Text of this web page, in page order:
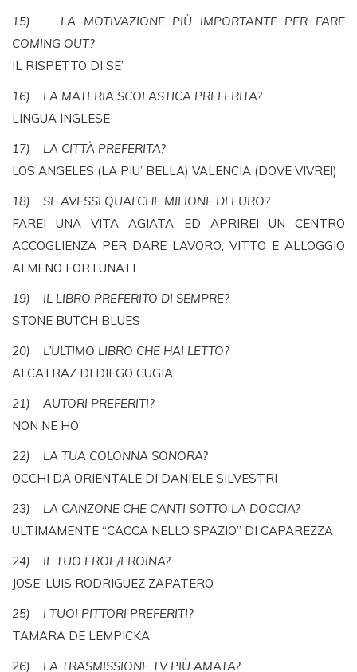
15) LA MOTIVAZIONE PIÙ IMPORTANTE PER FARE
COMING OUT?
IL RISPETTO DI SE’
16) LA MATERIA SCOLASTICA PREFERITA?
LINGUA INGLESE
17) LA CITTÀ PREFERITA?
LOS ANGELES (LA PIU’ BELLA) VALENCIA (DOVE VIVREI)
18) SE AVESSI QUALCHE MILIONE DI EURO?
FAREI UNA VITA AGIATA ED APRIREI UN CENTRO
ACCOGLIENZA PER DARE LAVORO, VITTO E ALLOGGIO
AI MENO FORTUNATI
19) IL LIBRO PREFERITO DI SEMPRE?
STONE BUTCH BLUES
20) L’ULTIMO LIBRO CHE HAI LETTO?
ALCATRAZ DI DIEGO CUGIA
21) AUTORI PREFERITI?
NON NE HO
22) LA TUA COLONNA SONORA?
OCCHI DA ORIENTALE DI DANIELE SILVESTRI
23) LA CANZONE CHE CANTI SOTTO LA DOCCIA?
ULTIMAMENTE “CACCA NELLO SPAZIO” DI CAPAREZZA
24) IL TUO EROE/EROINA?
JOSE’ LUIS RODRIGUEZ ZAPATERO
25) I TUOI PITTORI PREFERITI?
TAMARA DE LEMPICKA
26) LA TRASMISSIONE TV PIÙ AMATA?